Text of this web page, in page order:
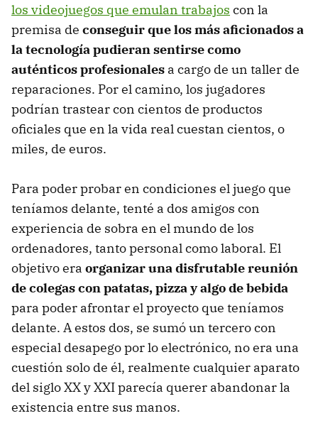
los videojuegos que emulan trabajos con la
premisa de conseguir que los más aficionados a
la tecnología pudieran sentirse como
auténticos profesionales a cargo de un taller de
reparaciones. Por el camino, los jugadores
podrían trastear con cientos de productos
oficiales que en la vida real cuestan cientos, o
miles, de euros.
Para poder probar en condiciones el juego que
teníamos delante, tenté a dos amigos con
experiencia de sobra en el mundo de los
ordenadores, tanto personal como laboral. El
objetivo era organizar una disfrutable reunión
de colegas con patatas, pizza y algo de bebida
para poder afrontar el proyecto que teníamos
delante. A estos dos, se sumó un tercero con
especial desapego por lo electrónico, no era una
cuestión solo de él, realmente cualquier aparato
del siglo XX y XXI parecía querer abandonar la
existencia entre sus manos.